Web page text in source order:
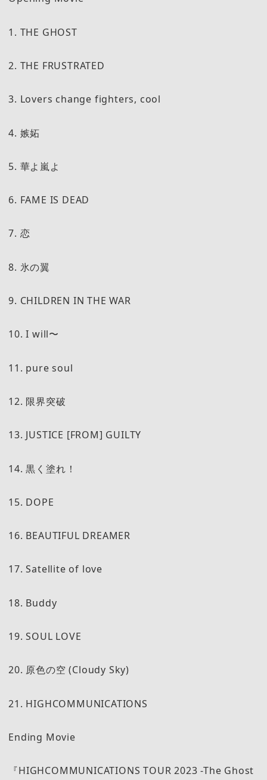
1. THE GHOST
2. THE FRUSTRATED
3. Lovers change fighters, cool
4. 嫉妬
5. 華よ嵐よ
6. FAME IS DEAD
7. 恋
8. 氷の翼
9. CHILDREN IN THE WAR
10. I will〜
11. pure soul
12. 限界突破
13. JUSTICE [FROM] GUILTY
14. 黒く塗れ！
15. DOPE
16. BEAUTIFUL DREAMER
17. Satellite of love
18. Buddy
19. SOUL LOVE
20. 原色の空 (Cloudy Sky)
21. HIGHCOMMUNICATIONS
Ending Movie
『HIGHCOMMUNICATIONS TOUR 2023 -The Ghost